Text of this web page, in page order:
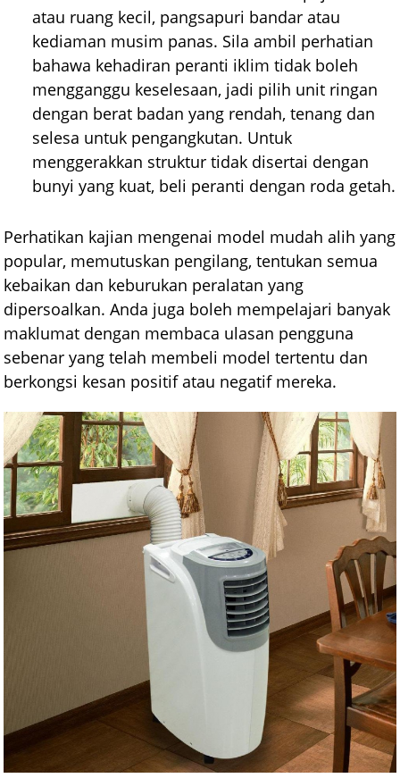
atau ruang kecil, pangsapuri bandar atau
kediaman musim panas. Sila ambil perhatian
bahawa kehadiran peranti iklim tidak boleh
mengganggu keselesaan, jadi pilih unit ringan
dengan berat badan yang rendah, tenang dan
selesa untuk pengangkutan. Untuk
menggerakkan struktur tidak disertai dengan
bunyi yang kuat, beli peranti dengan roda getah.
Perhatikan kajian mengenai model mudah alih yang
popular, memutuskan pengilang, tentukan semua
kebaikan dan keburukan peralatan yang
dipersoalkan. Anda juga boleh mempelajari banyak
maklumat dengan membaca ulasan pengguna
sebenar yang telah membeli model tertentu dan
berkongsi kesan positif atau negatif mereka.